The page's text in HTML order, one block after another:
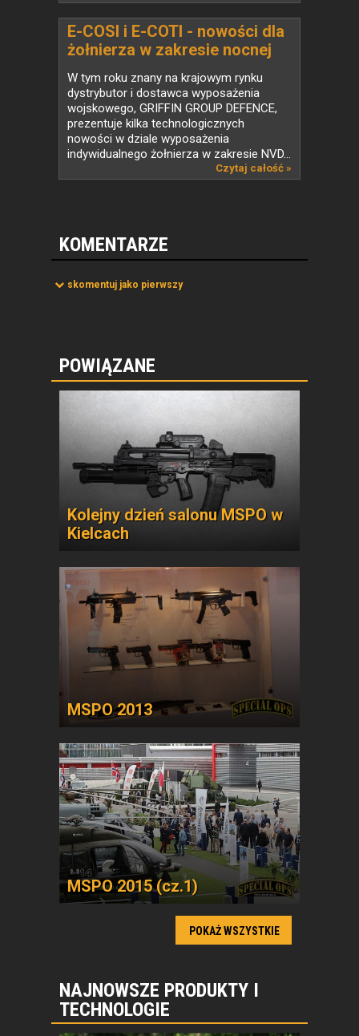
E-COSI i E-COTI - nowości dla
żołnierza w zakresie nocnej
obserwacji pola walki od
GRIFFIN GROUP DEFENCE
W tym roku znany na krajowym rynku
dystrybutor i dostawca wyposażenia
wojskowego, GRIFFIN GROUP DEFENCE,
prezentuje kilka technologicznych
nowości w dziale wyposażenia
indywidualnego żołnierza w zakresie NVD...
Czytaj całość »
KOMENTARZE
skomentuj jako pierwszy
POWIĄZANE
Kolejny dzień salonu MSPO w
Kielcach
MSPO 2013
MSPO 2015 (cz.1)
POKAŻ WSZYSTKIE
NAJNOWSZE PRODUKTY I
TECHNOLOGIE